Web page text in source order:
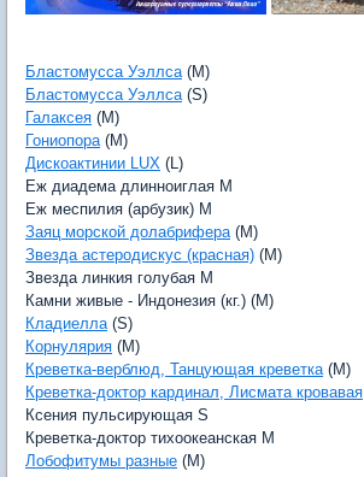
Бластомусса Уэллса(M)
Бластомусса Уэллса(S)
Галаксея (M)
Гониопора(M)
Дискоактинии LUX (L)
Еж диадема длинноиглая M
Еж меспилия (арбузик) M
Заяц морской долабрифера(M)
Звезда астеродискус (красная) (M)
Звезда линкия голубая M
Камни живые - Индонезия (кг.) (M)
Кладиелла(S)
Корнулярия (M)
Креветка-верблюд, Танцующая креветка(M)
Креветка-доктор кардинал, Лисмата кровавая
Ксения пульсирующая S
Креветка-доктор тихоокеанская M
Лобофитумы разные (M)